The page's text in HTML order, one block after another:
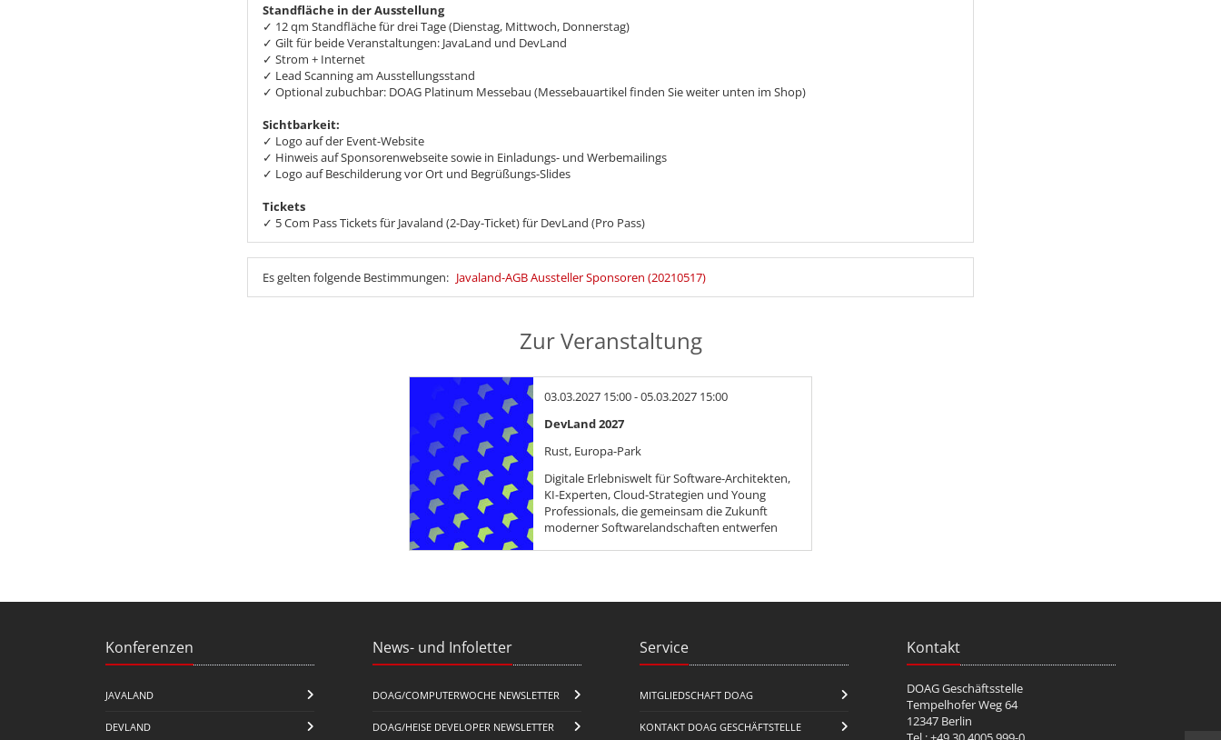
Standfläche in der Ausstellung
✓ 12 qm Standfläche für drei Tage (Dienstag, Mittwoch, Donnerstag)
✓ Gilt für beide Veranstaltungen: JavaLand und DevLand
✓ Strom + Internet
✓ Lead Scanning am Ausstellungsstand
✓ Optional zubuchbar: DOAG Platinum Messebau (Messebauartikel finden Sie weiter unten im Shop)
Sichtbarkeit:
✓ Logo auf der Event-Website
✓ Hinweis auf Sponsorenwebseite sowie in Einladungs- und Werbemailings
✓ Logo auf Beschilderung vor Ort und Begrüßungs-Slides
Tickets
✓ 5 Com Pass Tickets für Javaland (2-Day-Ticket) für DevLand (Pro Pass)
Es gelten folgende Bestimmungen: Javaland-AGB Aussteller Sponsoren (20210517)
Zur Veranstaltung
03.03.2027 15:00 - 05.03.2027 15:00
DevLand 2027
Rust, Europa-Park
Digitale Erlebniswelt für Software-Architekten,
KI-Experten, Cloud-Strategien und Young
Professionals, die gemeinsam die Zukunft
moderner Softwarelandschaften entwerfen
Konferenzen
JAVALAND
DEVLAND
News- und Infoletter
DOAG/COMPUTERWOCHE NEWSLETTER
DOAG/HEISE DEVELOPER NEWSLETTER
Service
MITGLIEDSCHAFT DOAG
KONTAKT DOAG GESCHÄFTSTELLE
Kontakt
DOAG Geschäftsstelle
Tempelhofer Weg 64
12347 Berlin